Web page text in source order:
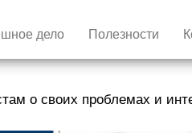
дело Полезности
о своих проблемах и